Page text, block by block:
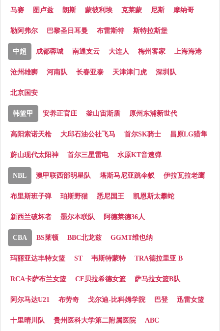
马赛 图卢兹 朗斯 蒙彼利埃 克莱蒙 尼斯 摩纳哥
勒阿弗尔 巴黎圣日耳曼 布雷斯特 斯特拉斯堡
中超 成都蓉城 南通支云 大连人 梅州客家 上海海港
沧州雄狮 河南队 长春亚泰 天津津门虎 深圳队
北京国安
韩篮甲 安养正官庄 釜山宙斯盾 原州东浦新世代
高阳索诺天枪 大邱石油公社飞马 首尔SK骑士 昌原LG猎隼
蔚山现代太阳神 首尔三星雷电 水原KT音速弹
NBL 澳甲联西部明星队 塔斯马尼亚跳伞蚁 伊拉瓦拉老鹰
布里斯班子弹 珀斯野猫 悉尼国王 凯恩斯太攀蛇
新西兰破坏者 墨尔本联队 阿德莱德36人
CBA BS莱顿 BBC北龙兹 GGMT维也纳
玛丽亚达丰特女篮 ST 韦斯特蒙特 TRA德拉里亚 B
RCA卡萨布兰女篮 CF贝拉希德女篮 萨马拉女篮B队
阿尔马达U21 布劳奇 戈尔迪-比科姆学院 巴登 迅雷女篮
十里晴川队 贵州医科大学第二附属医院 ABC